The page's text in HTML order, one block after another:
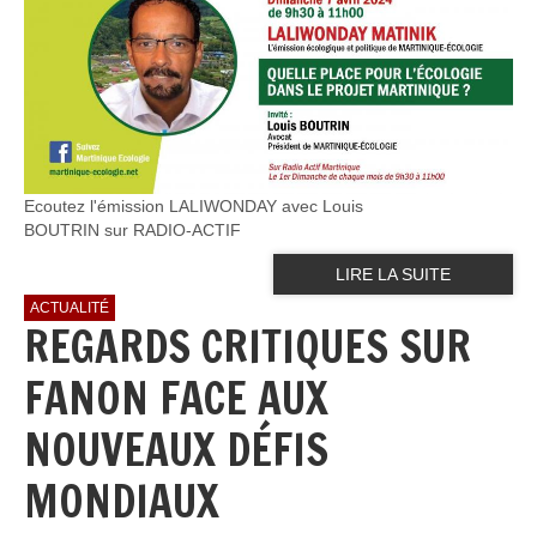
Ecoutez l'émission LALIWONDAY avec Louis
BOUTRIN sur RADIO-ACTIF
LIRE LA SUITE
ACTUALITÉ
REGARDS CRITIQUES SUR
FANON FACE AUX
NOUVEAUX DÉFIS
MONDIAUX